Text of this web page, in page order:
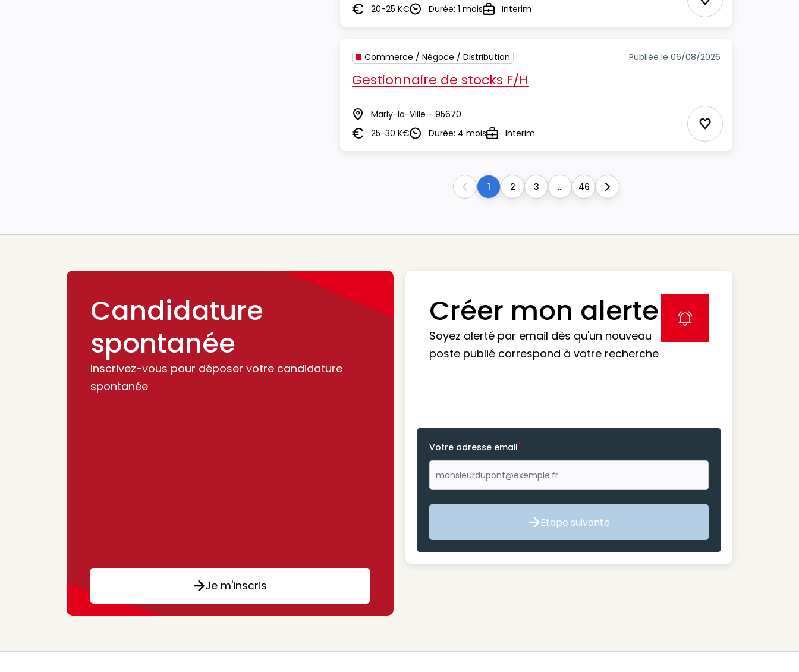
Salaire20-25 K€DuréeDurée: 1 moisTypeInterim Ajouter aux
Commerce / Négoce / Distribution Publiée le 06/08/2026
Gestionnaire de stocks F/H
Lieu Marly-la-Ville - 95670
Salaire25-30 K€DuréeDurée: 4 moisTypeInterim Ajouter aux
Previous
1 2 3 ... 46 Next
Candidature
spontanée
Inscrivez-vous pour déposer votre candidature
spontanée
Je m'inscris
Créer mon alerte
Soyez alerté par email dès qu'un nouveau
poste publié correspond à votre recherche
label icon
Votre adresse email*
Etape suivante
Etape suivante